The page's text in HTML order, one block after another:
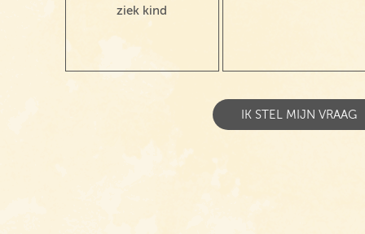
ziek kind